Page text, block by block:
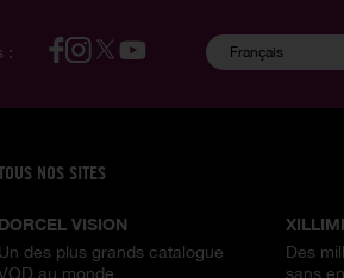
: Français
NOS SITES
DORCEL VISION
Un des plus grands catalogue
au monde
Des
sans